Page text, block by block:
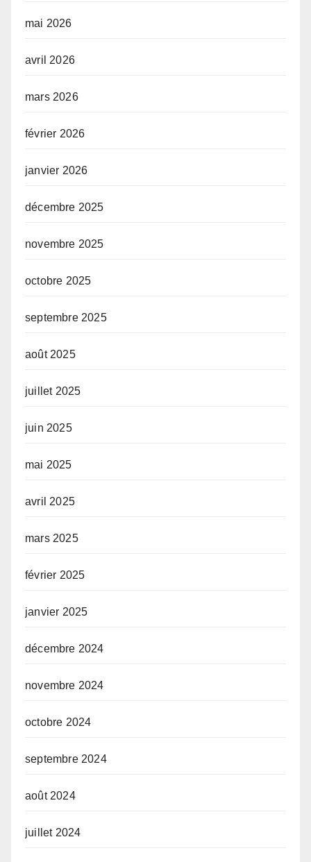
mai 2026
avril 2026
mars 2026
février 2026
janvier 2026
décembre 2025
novembre 2025
octobre 2025
septembre 2025
août 2025
juillet 2025
juin 2025
mai 2025
avril 2025
mars 2025
février 2025
janvier 2025
décembre 2024
novembre 2024
octobre 2024
septembre 2024
août 2024
juillet 2024